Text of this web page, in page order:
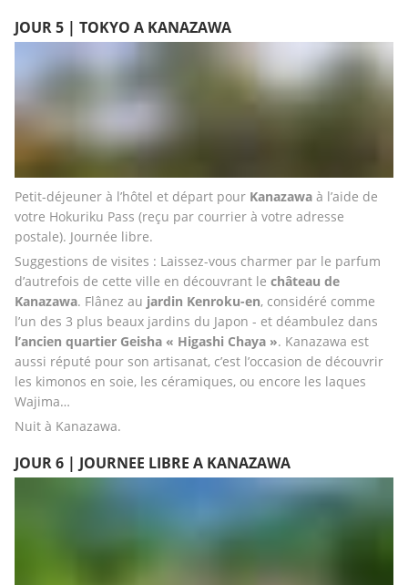
JOUR 5 | TOKYO A KANAZAWA
Petit-déjeuner à l’hôtel et départ pour Kanazawa à l’aide de
votre Hokuriku Pass (reçu par courrier à votre adresse
postale). Journée libre.
Suggestions de visites : Laissez-vous charmer par le parfum
d’autrefois de cette ville en découvrant le château de
Kanazawa. Flânez au jardin Kenroku-en, considéré comme
l’ancien quartier Geisha « Higashi Chaya ». Kanazawa est
aussi réputé pour son artisanat, c’est l’occasion de découvrir
les kimonos en soie, les céramiques, ou encore les laques
Wajima…
Nuit à Kanazawa.
JOUR 6 | JOURNEE LIBRE A KANAZAWA